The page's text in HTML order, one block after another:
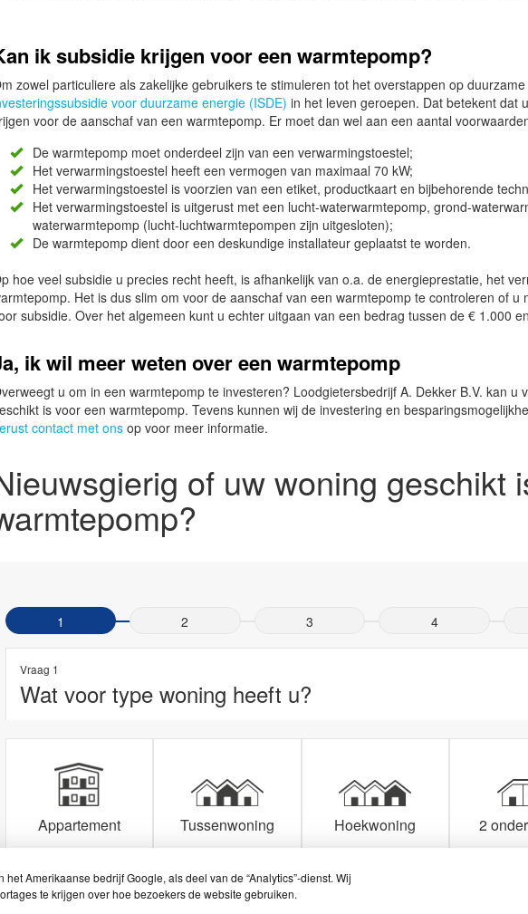
ik subsidie krijgen voor een warmtepomp?
zowel particuliere als zakelijke gebruikers te stimuleren tot het overstappen op
voor duurzame energie (ISDE) in het leven geroepen. Dat betekent dat
voor de aanschaf van een warmtepomp. Er moet dan wel aan een aantal
De warmtepomp moet onderdeel zijn van een verwarmingstoestel;
Het verwarmingstoestel heeft een vermogen van maximaal 70 kW;
Het verwarmingstoestel is voorzien van een etiket, productkaart en bijbehorende
Het verwarmingstoestel is uitgerust met een lucht-waterwarmtepomp, grond-
waterwarmtepomp (lucht-luchtwarmtepompen zijn uitgesloten);
De warmtepomp dient door een deskundige installateur geplaatst te worden.
hoe veel subsidie u precies recht heeft, is afhankelijk van o.a. de energieprestatie, het
Het is dus slim om voor de aanschaf van een warmtepomp te controleren of
subsidie. Over het algemeen kunt u echter uitgaan van een bedrag tussen de € 1.000
ik wil meer weten over een warmtepomp
u om in een warmtepomp te investeren? Loodgietersbedrijf A. Dekker B.V. kan u
is voor een warmtepomp. Tevens kunnen wij de investering en
contact met onsop voor meer informatie.
of uw woning geschikt
1 2 3 4
Vraag 1
Wat voor type woning heeft u?
Appartement Tussenwoning Hoekwoning 2
Amerikaanse bedrijf Google, als deel van de “Analytics”-dienst. Wij
te krijgen over hoe bezoekers de website gebruiken.